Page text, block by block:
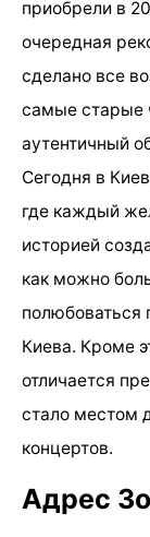
приобрели в
очередная
сделано все
самые старые
аутентичный
Сегодня в
где каждый
историей
как можно
полюбоваться
Киева. Кроме
отличается
стало местом
концертов.
Адрес